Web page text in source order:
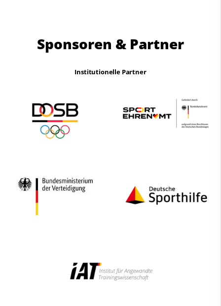
Sponsoren & Partner
Institutionelle Partner